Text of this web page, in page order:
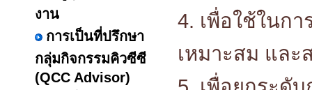
งาน
การเป็นที่ปรึกษา
กลุ่มกิจกรรมคิวซีซี
(QCC Advisor)
4. เพื่อใช้ในก
เหมาะสม แล